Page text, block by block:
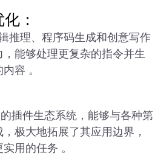
：
推理、程序码生成和创意写作
能够处理更复杂的指令并生
容 。
插件生态系统，能够与各种第
极大地拓展了其应用边界，
用的任务 。